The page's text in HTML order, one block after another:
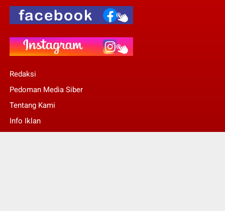
Redaksi
Pedoman Media Siber
Tentang Kami
Info Iklan